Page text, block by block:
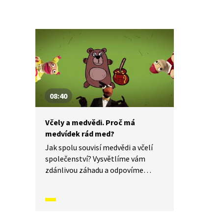
08:40
Včely a medvědi. Proč má
medvídek rád med?
Jak spolu souvisí medvědi a včelí
společenství? Vysvětlíme vám
zdánlivou záhadu a odpovíme
med?